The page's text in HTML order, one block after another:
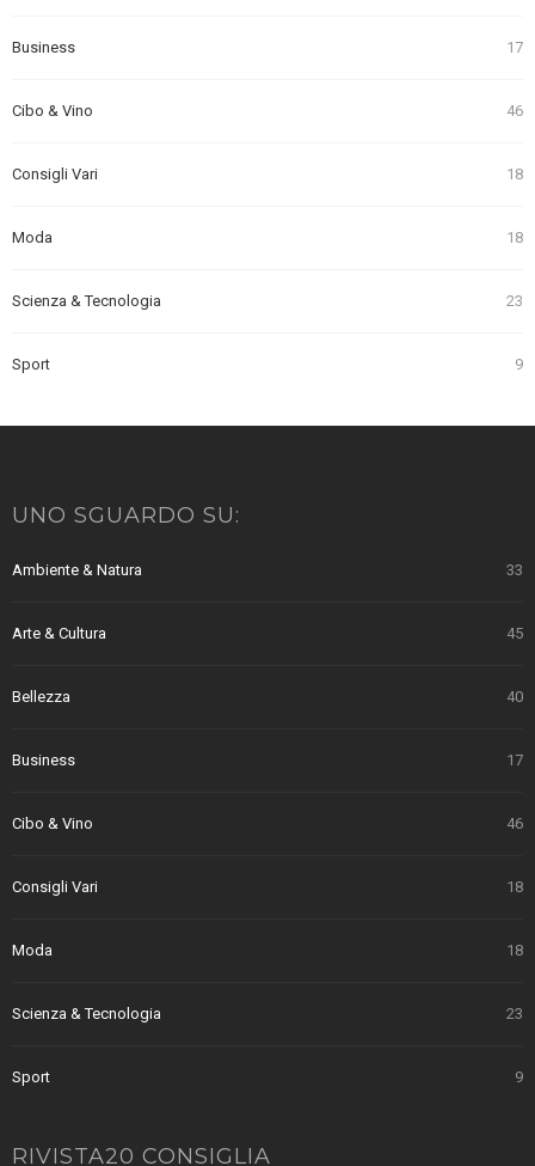
Business 17
Cibo & Vino 46
Consigli Vari 18
Moda 18
Scienza & Tecnologia 23
Sport 9
UNO SGUARDO SU:
Ambiente & Natura 33
Arte & Cultura 45
Bellezza 40
Business 17
Cibo & Vino 46
Consigli Vari 18
Moda 18
Scienza & Tecnologia 23
Sport 9
RIVISTA20 CONSIGLIA